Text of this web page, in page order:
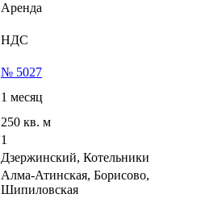
Аренда
НДС
№ 5027
1 месяц
250 кв. м
1
Дзержинский, Котельники
Алма-Атинская, Борисово,
Шипиловская